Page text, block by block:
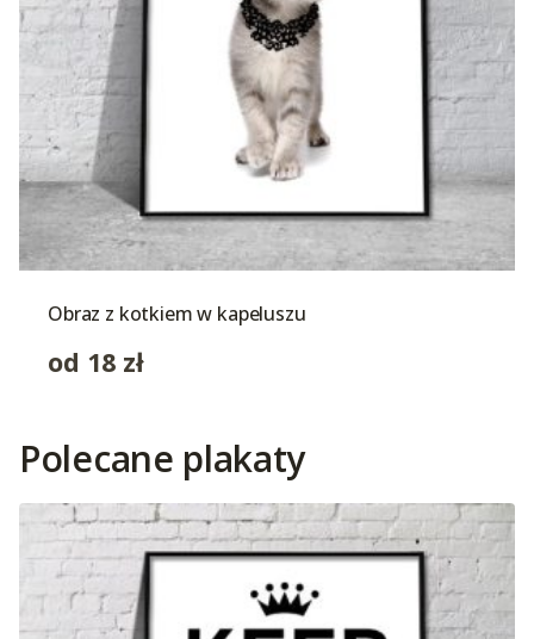
Obraz z kotkiem w kapeluszu
od 18 zł
Polecane plakaty